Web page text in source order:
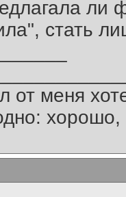
стать
от меня